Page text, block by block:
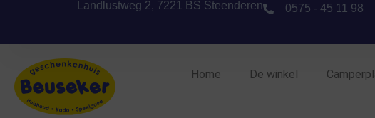
Landlustweg 2, 7221 BS Steenderen 0575 - 45 11 98
Home De winkel